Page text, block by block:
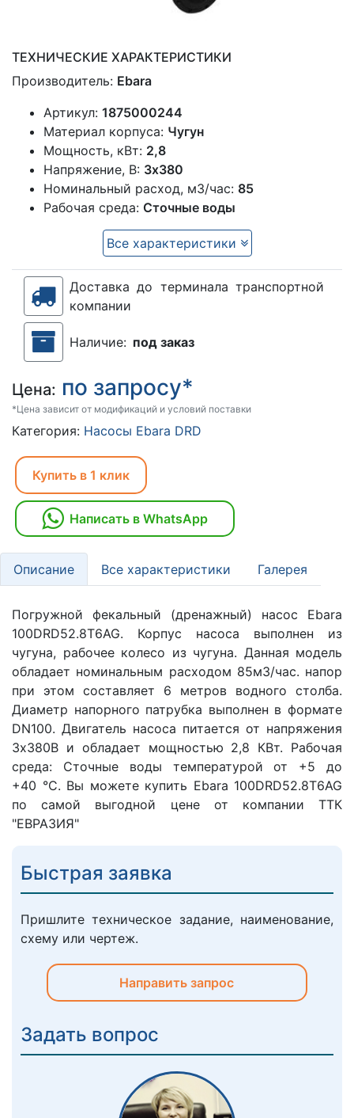
ТЕХНИЧЕСКИЕ ХАРАКТЕРИСТИКИ
Производитель: Ebara
Артикул: 1875000244
Материал корпуса: Чугун
Мощность, кВт: 2,8
Напряжение, В: 3х380
Номинальный расход, м3/час: 85
Рабочая среда: Сточные воды
Все характеристики
Доставка до терминала транспортной
компании
Наличие: под заказ
Цена: по запросу*
*Цена зависит от модификаций и условий поставки
Категория: Насосы Ebara DRD
Купить в 1 клик
Написать в WhatsApp
Описание Все характеристики Галерея
Погружной фекальный (дренажный) насос Ebara
100DRD52.8T6AG. Корпус насоса выполнен из
чугуна, рабочее колесо из чугуна. Данная модель
обладает номинальным расходом 85м3/час. напор
при этом составляет 6 метров водного столба.
Диаметр напорного патрубка выполнен в формате
DN100. Двигатель насоса питается от напряжения
3х380В и обладает мощностью 2,8 КВт. Рабочая
среда: Сточные воды температурой от +5 до
+40 °C. Вы можете купить Ebara 100DRD52.8T6AG
по самой выгодной цене от компании ТТК
"ЕВРАЗИЯ"
Быстрая заявка
Пришлите техническое задание, наименование,
схему или чертеж.
Направить запрос
Задать вопрос